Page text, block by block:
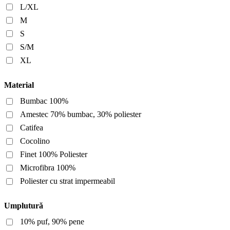
L/XL
M
S
S/M
XL
Material
Bumbac 100%
Amestec 70% bumbac, 30% poliester
Catifea
Cocolino
Finet 100% Poliester
Microfibra 100%
Poliester cu strat impermeabil
Umplutură
10% puf, 90% pene